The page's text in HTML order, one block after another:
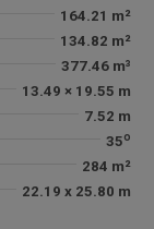
164.21 m²
134.82 m²
377.46 m³
13.49 × 19.55 m
7.52 m
35o
284 m²
22.19 x 25.80 m